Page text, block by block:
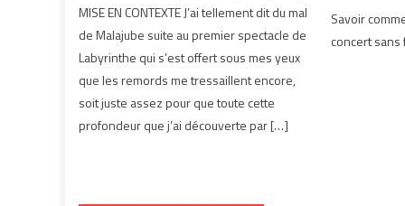
MISE EN CONTEXTE J’ai tellement dit du mal
de Malajube suite au premier spectacle de
Labyrinthe qui s’est offert sous mes yeux
que les remords me tressaillent encore,
soit juste assez pour que toute cette
profondeur que j’ai découverte par […]
Savoir
concert